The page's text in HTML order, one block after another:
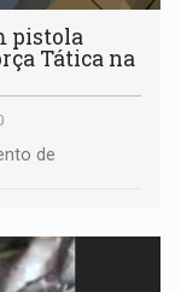
pistola
Tática na
de